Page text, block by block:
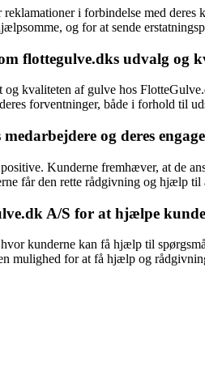
i forbindelse med
og for at sende
flottegulve.dks udvalg og
og kvaliteten af gulve hos
forventninger, både i forhold til
og deres
Kunderne fremhæver, at de
får den rette rådgivning og hjælp
A/S for at hjælpe
kunderne kan få hjælp til
mulighed for at få hjælp og